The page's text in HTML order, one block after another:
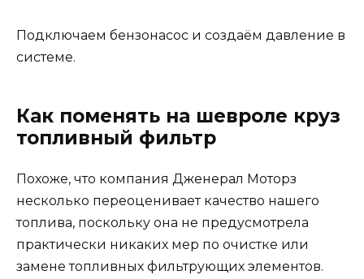
Подключаем бензонасос и создаём давление в
системе.
Как поменять на шевроле круз
топливный фильтр
Похоже, что компания Дженерал Моторз
несколько переоценивает качество нашего
топлива, поскольку она не предусмотрела
практически никаких мер по очистке или
замене топливных фильтрующих элементов.